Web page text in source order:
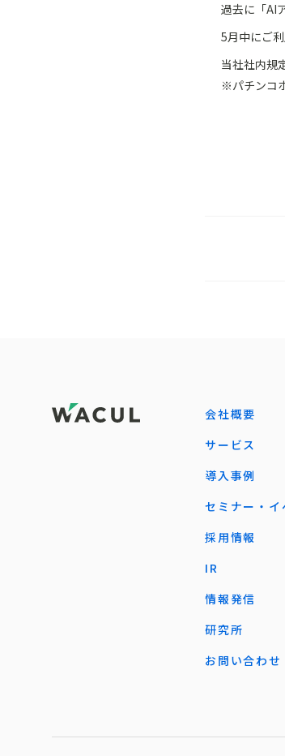
過去に「AI
5月中にご
当社社内規
※パチンコ
会社概要
サービス
導入事例
セミナー・イ
採用情報
IR
情報発信
研究所
お問い合わせ